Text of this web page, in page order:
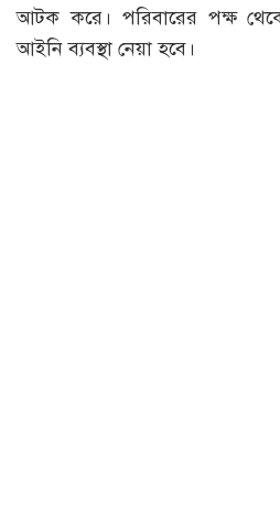
আটক করে। পরিবারের পক্ষ
আইনি ব্যবস্থা নেয়া হবে।